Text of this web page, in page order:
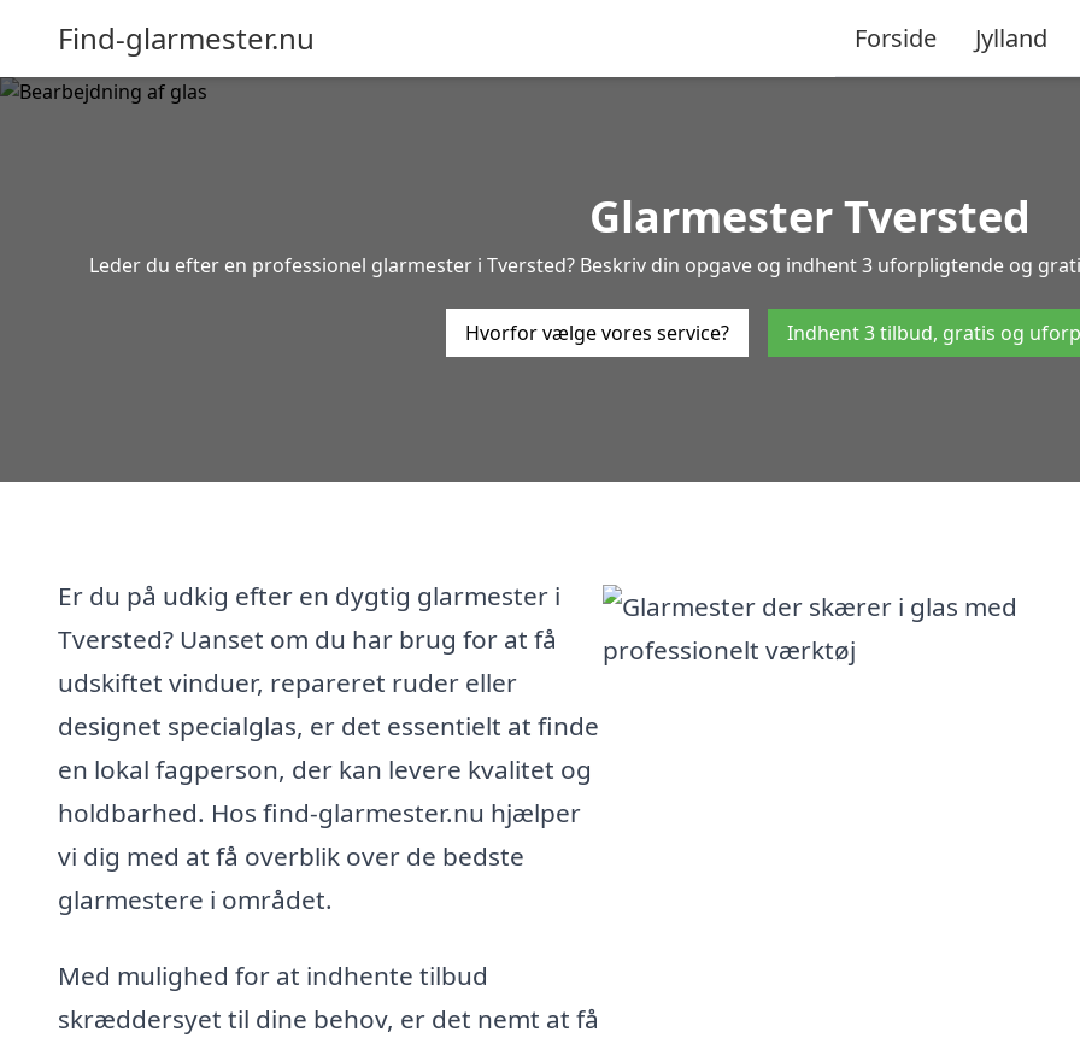
Find-glarmester.nu Forside Jylland
Glarmester Tversted
Leder du efter en professionel glarmester i Tversted? Beskriv din opgave og indhent 3 uforpligtende og
Hvorfor vælge vores service? Indhent 3 tilbud, gratis og
Er du på udkig efter en dygtig glarmester i
Tversted? Uanset om du har brug for at få
udskiftet vinduer, repareret ruder eller
designet specialglas, er det essentielt at finde
en lokal fagperson, der kan levere kvalitet og
holdbarhed. Hos find-glarmester.nu hjælper
vi dig med at få overblik over de bedste
glarmestere i området.
Med mulighed for at indhente tilbud
skræddersyet til dine behov, er det nemt at få